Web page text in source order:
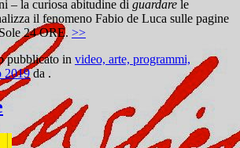
– la curiosa abitudine di guardare le
il fenomeno Fabio de Luca sulle pagine
24 ORE.>>
pubblicato in video, arte, programmi,
2019da .